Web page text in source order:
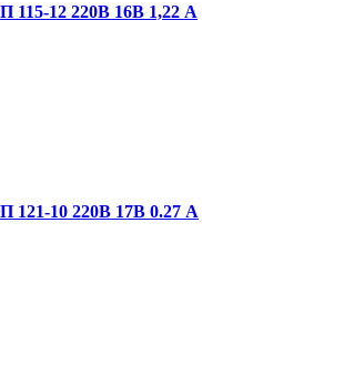
115-12 220В 16В 1,22 А
121-10 220В 17В 0.27 А